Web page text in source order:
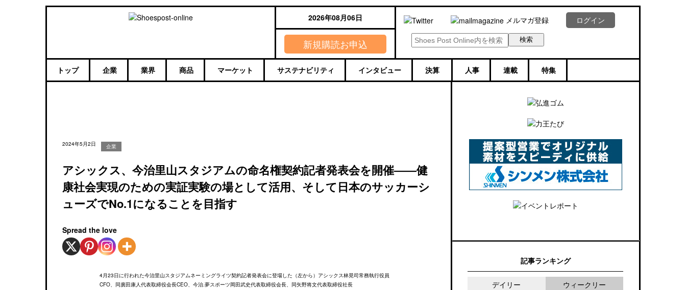
2026年08月06日
新規購読お申込
メルマガ登録 ログイン
トップ 企業 業界 商品 マーケット サステナビリティ インタビュー 決算 人事 連載 特集
2024年5月2日 企業
アシックス、今治里山スタジアムの命名権契約記者発表会を開催――健
康社会実現のための実証実験の場として活用、そして日本のサッカーシ
ューズでNo.1になることを目指す
Spread the love
4月23日に行われた今治里山スタジアムネーミングライツ契約記者発表会に登場した（左から）アシックス林晃司常務執行役員
CFO、同廣田康人代表取締役会長CEO、今治.夢スポーツ岡田武史代表取締役会長、同矢野将文代表取締役社長
記事ランキング
デイリー ウィークリー